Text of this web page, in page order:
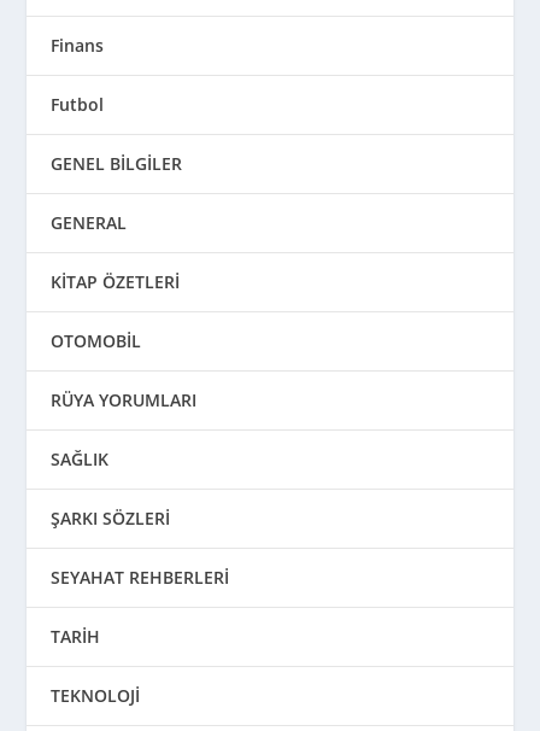
Finans
Futbol
GENEL BİLGİLER
GENERAL
KİTAP ÖZETLERİ
OTOMOBİL
RÜYA YORUMLARI
SAĞLIK
ŞARKI SÖZLERİ
SEYAHAT REHBERLERİ
TARİH
TEKNOLOJİ